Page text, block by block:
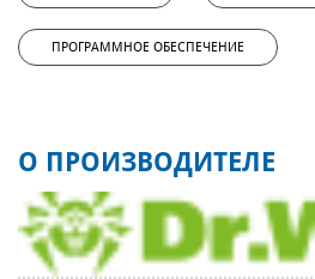
ПРОГРАММНОЕ ОБЕСПЕЧЕНИЕ
О ПРОИЗВОДИТЕЛЕ